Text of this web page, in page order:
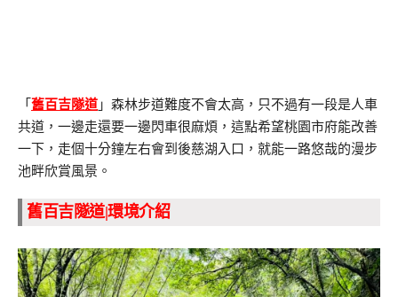
「 舊百吉隧道 」森林步道難度不會太高，只不過有一段是人車
共道，一邊走還要一邊閃車很麻煩，這點希望桃園市府能改善
一下，走個十分鐘左右會到後慈湖入口，就能一路悠哉的漫步
池畔欣賞風景。
舊百吉隧道|環境介紹